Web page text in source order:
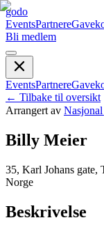
godo
EventsPartnere
Bli medlem
EventsPartnere
← Tilbake til oversikt
Arrangert av Nasjonal
Billy Meier
35, Karl Johans gate,
Norge
Beskrivelse